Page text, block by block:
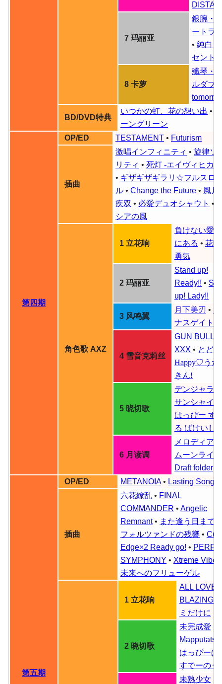
7 玛丽亚
銀腕・
ートラ
• 純白イ
セント
8 卡萝
殲琴・
ルダブ
BD/DVD特典
いつかの虹、花の想い出 •
ーングリーン
第四期
OP/ED TESTAMENT • Futurism
插曲
激唱インフィニティ • 旋律ソ
リティ • 死灯 -エイヴィヒカ
• ギザギザギラリ☆フルスロ
ル • Change the Future • 風月
疾双 • 必愛デュオシャウト •
シアの風
角色歌 AXZ
1 立花响
負けない愛
にある • 花
勇気
2 玛丽亚
Stand up!
Ready!! •
up! Lady!!
3 风鸣翼
月下美刃 •
ナスゲイト
4 雪音克莉丝
GUN
XXX • とどけ
Happy♡うた
きん!
5 晓切歌
デンジャラ
サンシャイン
はっぴー す
る ばけいし
6 月读调
メロディア
ムーンライト
Draft folder
第五期
OP/ED METANOIA• Lasting Song
插曲
六花繚乱 • FINAL
COMMANDER • Angelic
Remnant• また逢う日まで
フォルツァンドの残響 •
Edge×2 Ready go! •
SYMPHONY • Xtreme Vibes
未来へのフリューゲル
1 立花响
ALL LOVES
BLAZING
ミだけに
2 晓切歌
未完成愛
Mapputatsu!
はっぴーば
すでーのう
未熟少女